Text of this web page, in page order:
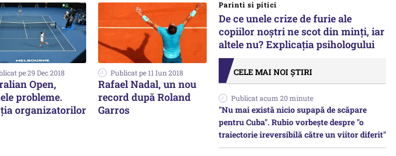
pe 29 Dec 2018
Open,
probleme.
organizatorilor
Publicat pe 11 Iun 2018
Rafael Nadal, un nou
record după Roland
Garros
Parinti si pitici
De ce unele crize de furie ale
copiilor noștri ne scot din minți, iar
altele nu? Explicația psihologului
CELE MAI NOI ȘTIRI
Publicat acum 20 minute
"Nu mai există nicio supapă de scăpare
pentru Cuba". Rubio vorbește despre "o
traiectorie ireversibilă către un viitor diferit"